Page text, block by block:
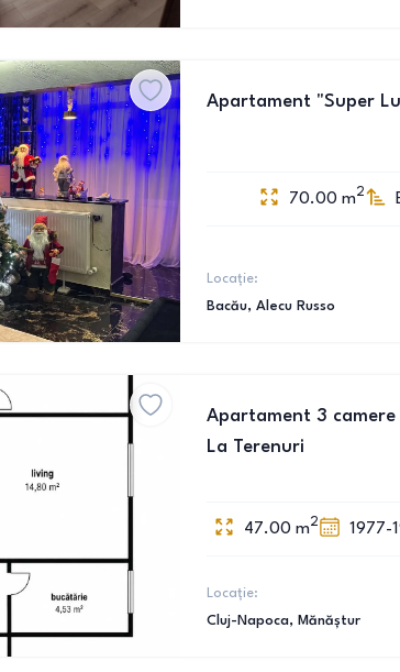
Apartament "Super
70.00 m2
Locație:
Bacău, Alecu Russo
Apartament 3
La Terenuri
47.00 m2 1977-
Locație:
Cluj-Napoca, Mănăștur